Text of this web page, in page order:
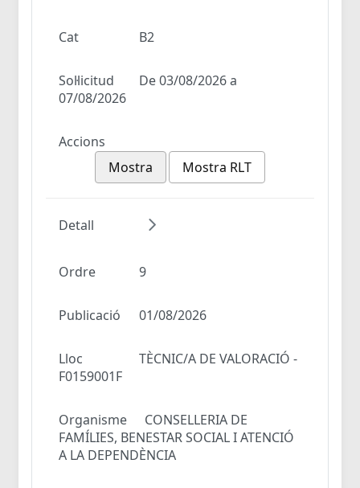
Cat B2
Sol·licitud
De 03/08/2026 a
07/08/2026
Accions
Mostra
Mostra RLT
Detall
Ordre 9
Publicació 01/08/2026
Lloc
TÈCNIC/A DE VALORACIÓ -
F0159001F
Organisme
CONSELLERIA DE
FAMÍLIES, BENESTAR SOCIAL I ATENCIÓ
A LA DEPENDÈNCIA